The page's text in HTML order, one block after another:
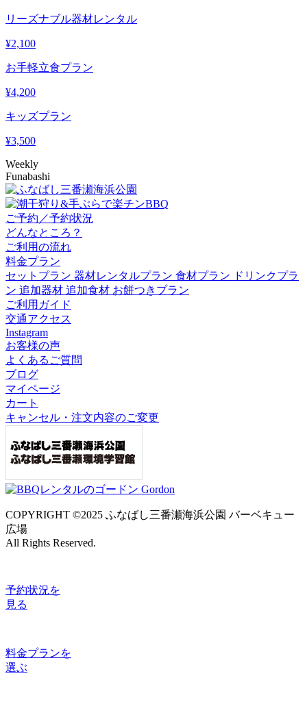
リーズナブル器材レンタル
¥2,100
お手軽立食プラン
¥4,200
キッズプラン
¥3,500
Weekly
Funabashi
ご予約／予約状況
どんなところ？
ご利用の流れ
料金プラン
セットプラン 器材レンタルプラン 食材プラン ドリンクプラ
ン 追加器材 追加食材 お餅つきプラン
ご利用ガイド
交通アクセス
Instagram
お客様の声
よくあるご質問
ブログ
マイページ
カート
キャンセル・注文内容のご変更
COPYRIGHT ©2025 ふなばし三番瀬海浜公園 バーベキュー
広場
All Rights Reserved.
予約状況を
見る
料金プランを
選ぶ